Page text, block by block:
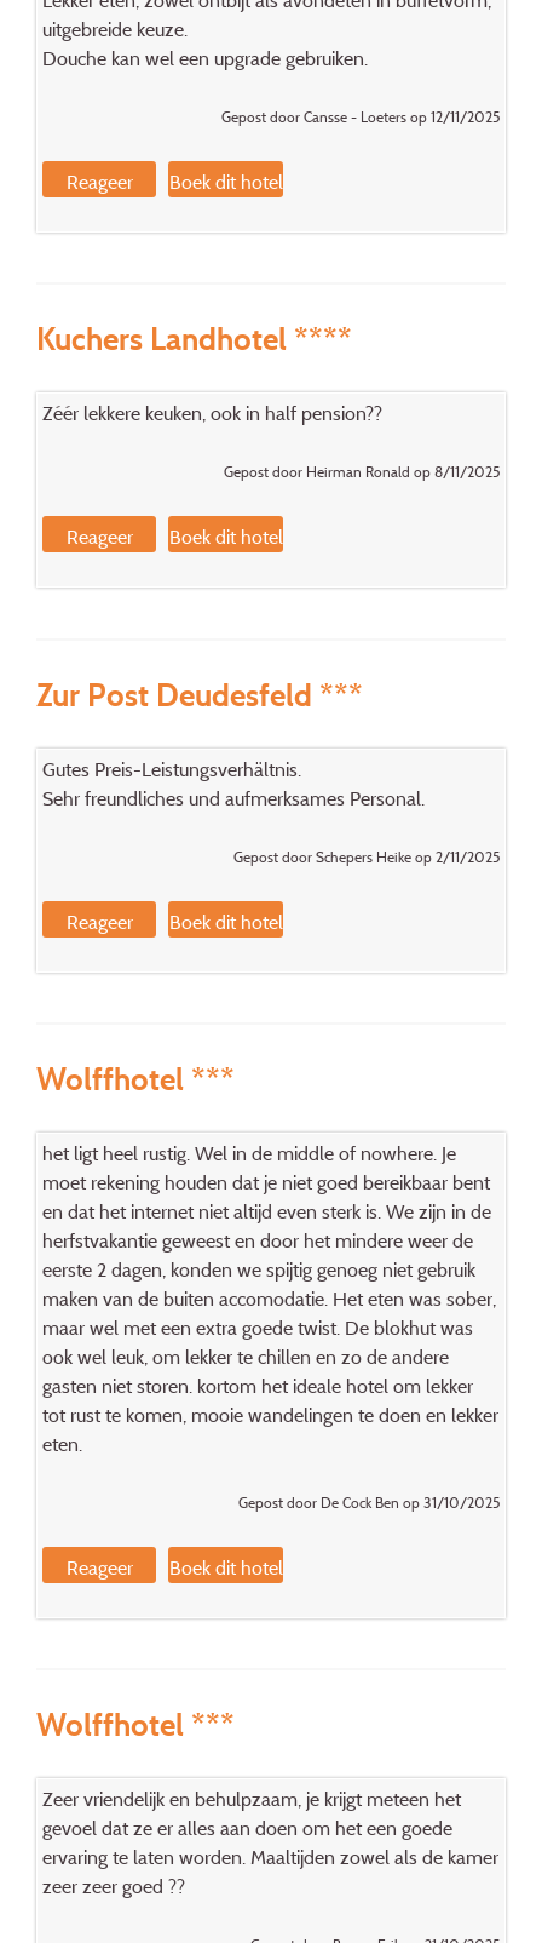
uitgebreide keuze.
Douche kan wel een upgrade gebruiken.
Gepost door Cansse - Loeters op 12/11/2025
Reageer Boek dit hotel
Kuchers Landhotel ****
Zéér lekkere keuken, ook in half pension??
Gepost door Heirman Ronald op 8/11/2025
Reageer Boek dit hotel
Zur Post Deudesfeld ***
Gutes Preis-Leistungsverhältnis.
Sehr freundliches und aufmerksames Personal.
Gepost door Schepers Heike op 2/11/2025
Reageer Boek dit hotel
Wolffhotel ***
het ligt heel rustig. Wel in de middle of nowhere. Je
moet rekening houden dat je niet goed bereikbaar bent
en dat het internet niet altijd even sterk is. We zijn in de
herfstvakantie geweest en door het mindere weer de
eerste 2 dagen, konden we spijtig genoeg niet gebruik
maken van de buiten accomodatie. Het eten was sober,
maar wel met een extra goede twist. De blokhut was
ook wel leuk, om lekker te chillen en zo de andere
gasten niet storen. kortom het ideale hotel om lekker
tot rust te komen, mooie wandelingen te doen en lekker
eten.
Gepost door De Cock Ben op 31/10/2025
Reageer Boek dit hotel
Wolffhotel ***
Zeer vriendelijk en behulpzaam, je krijgt meteen het
gevoel dat ze er alles aan doen om het een goede
ervaring te laten worden. Maaltijden zowel als de kamer
zeer zeer goed ??